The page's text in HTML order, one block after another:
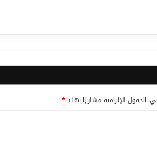
الحقول الإلزامية مشار إليها بـ*